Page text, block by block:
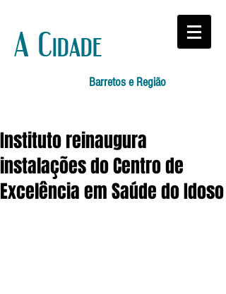
A Cidade
Barretos e Região
Instituto reinaugura
instalações do Centro de
Excelência em Saúde do Idoso